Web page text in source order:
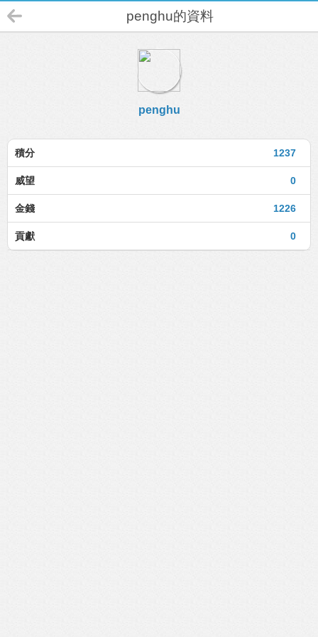
penghu的資料
penghu
1237
積分
0
威望
1226
金錢
0
貢獻